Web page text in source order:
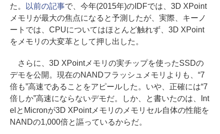
た。
以前の記事で、今年(2015年)のIDFでは、3D XPoint
メモリが最大の焦点になると予測したが、実際、キーノ
ートでは、CPUについてはほとんど触れず、3D XPoint
をメモリの大変革として押し出した。
さらに、3D XPointメモリの実チップを使ったSSDの
デモを公開。現在のNANDフラッシュメモリよりも、“7
倍も”高速であることをアピールした。いや、正確には“7
倍しか”高速にならないデモだ。しか、と書いたのは、Int
elとMicronが3D XPointメモリのメモリセル自体の性能を
NANDの1,000倍と謳っているからだ。